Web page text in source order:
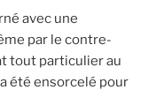
avec une
par le contre-
tout particulier au
été ensorcelé pour